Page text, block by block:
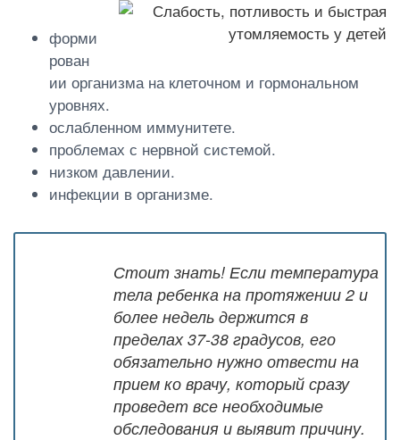
форми
рован
ии организма на клеточном и гормональном
уровнях.
ослабленном иммунитете.
проблемах с нервной системой.
низком давлении.
инфекции в организме.
Стоит знать! Если температура
тела ребенка на протяжении 2 и
более недель держится в
пределах 37-38 градусов, его
обязательно нужно отвести на
прием ко врачу, который сразу
проведет все необходимые
обследования и выявит причину.